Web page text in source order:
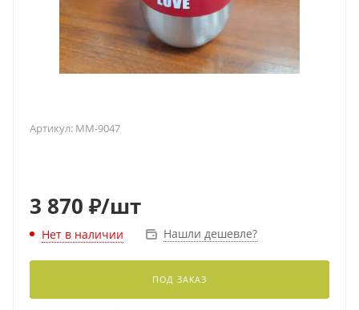
Артикул: MM-9047
3 870 ₽/шт
Нет в наличии Нашли дешевле?
ПОД ЗАКАЗ